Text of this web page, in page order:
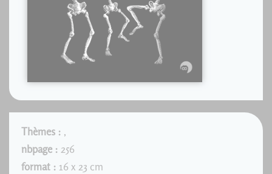
Thèmes : ,
nbpage : 256
format : 16 x 23 cm